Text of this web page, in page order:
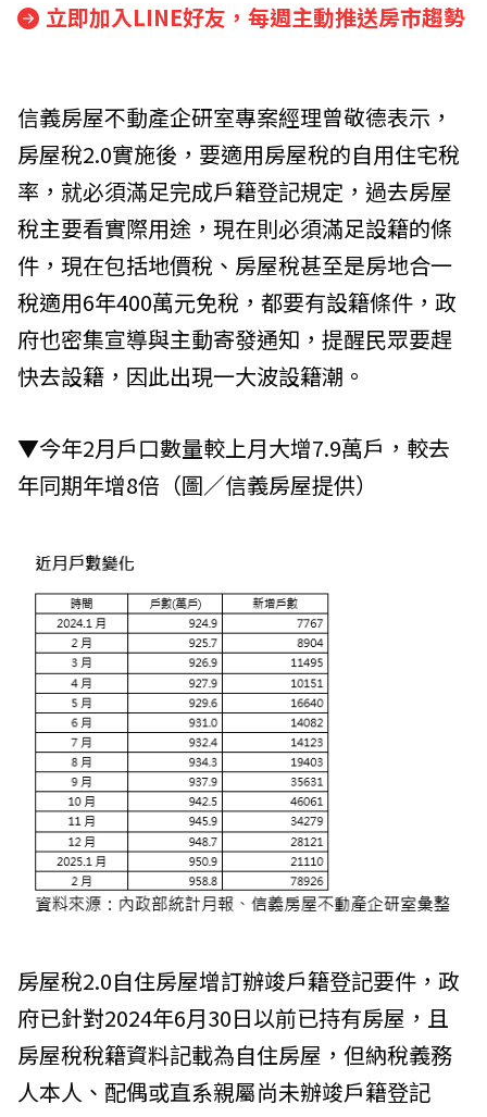
立即加入LINE好友，每週主動推送房市趨勢
信義房屋不動產企研室專案經理曾敬德表示，
房屋稅2.0實施後，要適用房屋稅的自用住宅稅
率，就必須滿足完成戶籍登記規定，過去房屋
稅主要看實際用途，現在則必須滿足設籍的條
件，現在包括地價稅、房屋稅甚至是房地合一
稅適用6年400萬元免稅，都要有設籍條件，政
府也密集宣導與主動寄發通知，提醒民眾要趕
快去設籍，因此出現一大波設籍潮。
▼今年2月戶口數量較上月大增7.9萬戶，較去
年同期年增8倍（圖／信義房屋提供）
房屋稅2.0自住房屋增訂辦竣戶籍登記要件，政
府已針對2024年6月30日以前已持有房屋，且
房屋稅稅籍資料記載為自住房屋，但納稅義務
人本人、配偶或直系親屬尚未辦竣戶籍登記